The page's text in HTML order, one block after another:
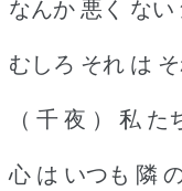
なんか 悪く ない
むしろ それ は
（ 千 夜 ） 私
心 は いつも 隣